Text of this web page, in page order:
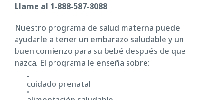
Llame al 1-888-587-8088
Nuestro programa de salud materna puede
ayudarle a tener un embarazo saludable y un
buen comienzo para su bebé después de que
nazca. El programa le enseña sobre:
cuidado prenatal